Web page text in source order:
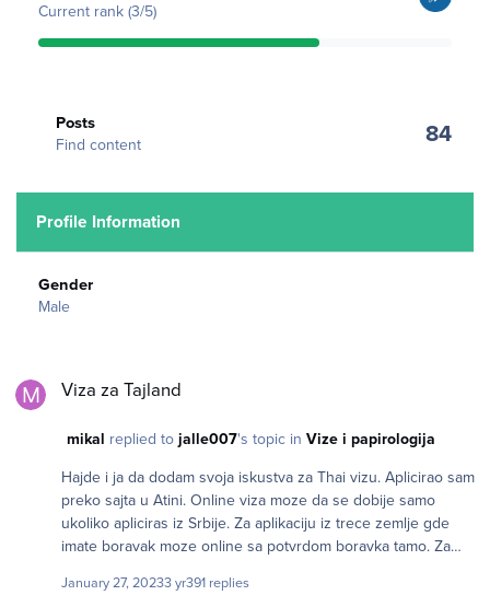
Current rank (3/5)
Posts
Find content
84
Profile Information
Gender
Male
Viza za Tajland
mikal replied to jalle007's topic in Vize i papirologija
Hajde i ja da dodam svoja iskustva za Thai vizu. Aplicirao sam
preko sajta u Atini. Online viza moze da se dobije samo
ukoliko apliciras iz Srbije. Za aplikaciju iz trece zemlje gde
imate boravak moze online sa potvrdom boravka tamo. Za
sam u trecoj zemlji, ali da bih izbegao odlazak u ambasadu
January 27, 20233 yr391 replies